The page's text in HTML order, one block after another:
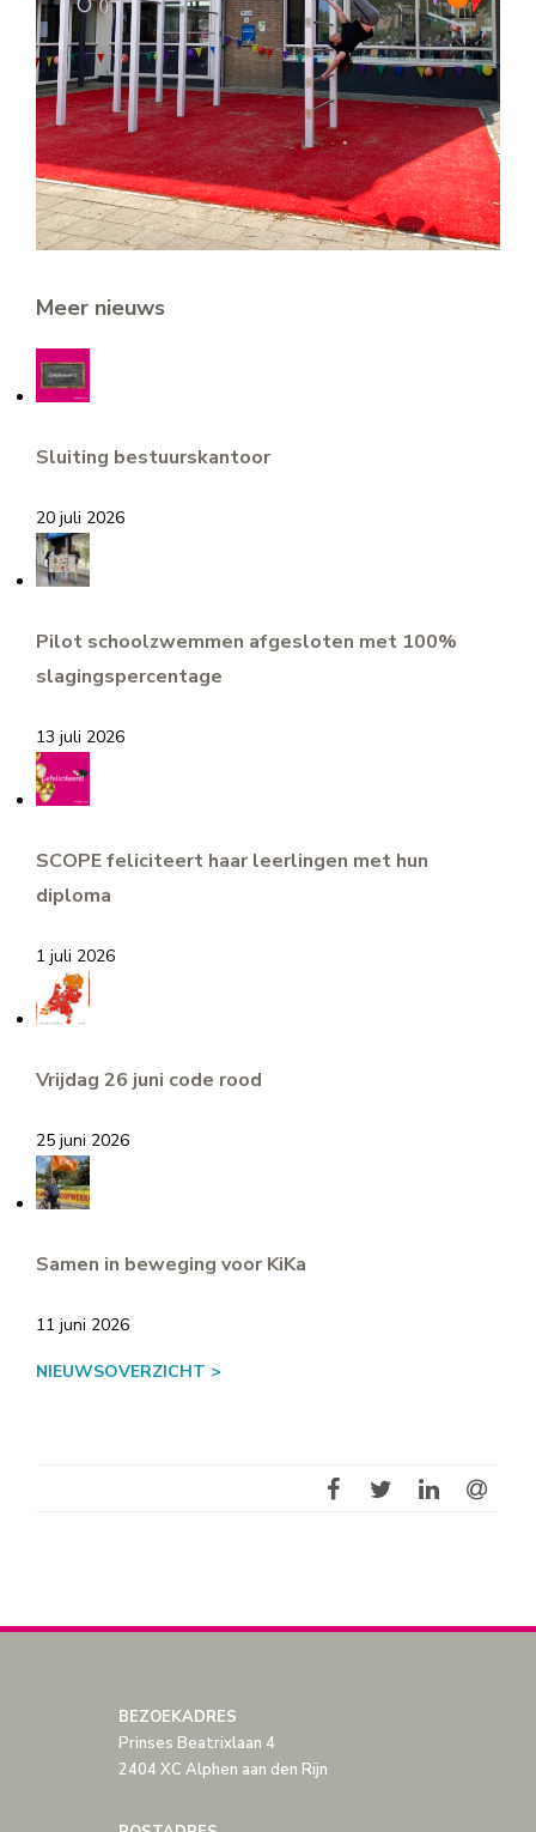
Meer nieuws
Sluiting bestuurskantoor
20 juli 2026
Pilot schoolzwemmen afgesloten met 100%
slagingspercentage
13 juli 2026
SCOPE feliciteert haar leerlingen met hun
diploma
1 juli 2026
Vrijdag 26 juni code rood
25 juni 2026
Samen in beweging voor KiKa
11 juni 2026
NIEUWSOVERZICHT >
BEZOEKADRES
Prinses Beatrixlaan 4
2404 XC Alphen aan den Rijn